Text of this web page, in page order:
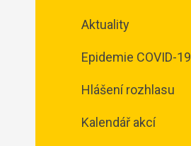
Aktuality
Epidemie COVID-19
Hlášení rozhlasu
Kalendář akcí